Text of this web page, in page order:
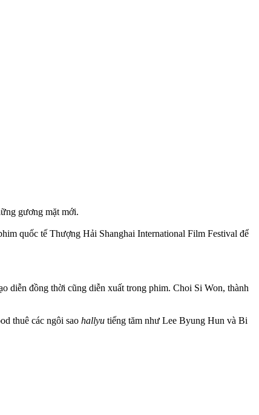
gương mặt mới.
quốc tế Thượng Hải Shanghai International Film Festival để
diễn đồng thời cũng diễn xuất trong phim. Choi Si Won, thành
thuê các ngôi sao hallyu tiếng tăm như Lee Byung Hun và Bi